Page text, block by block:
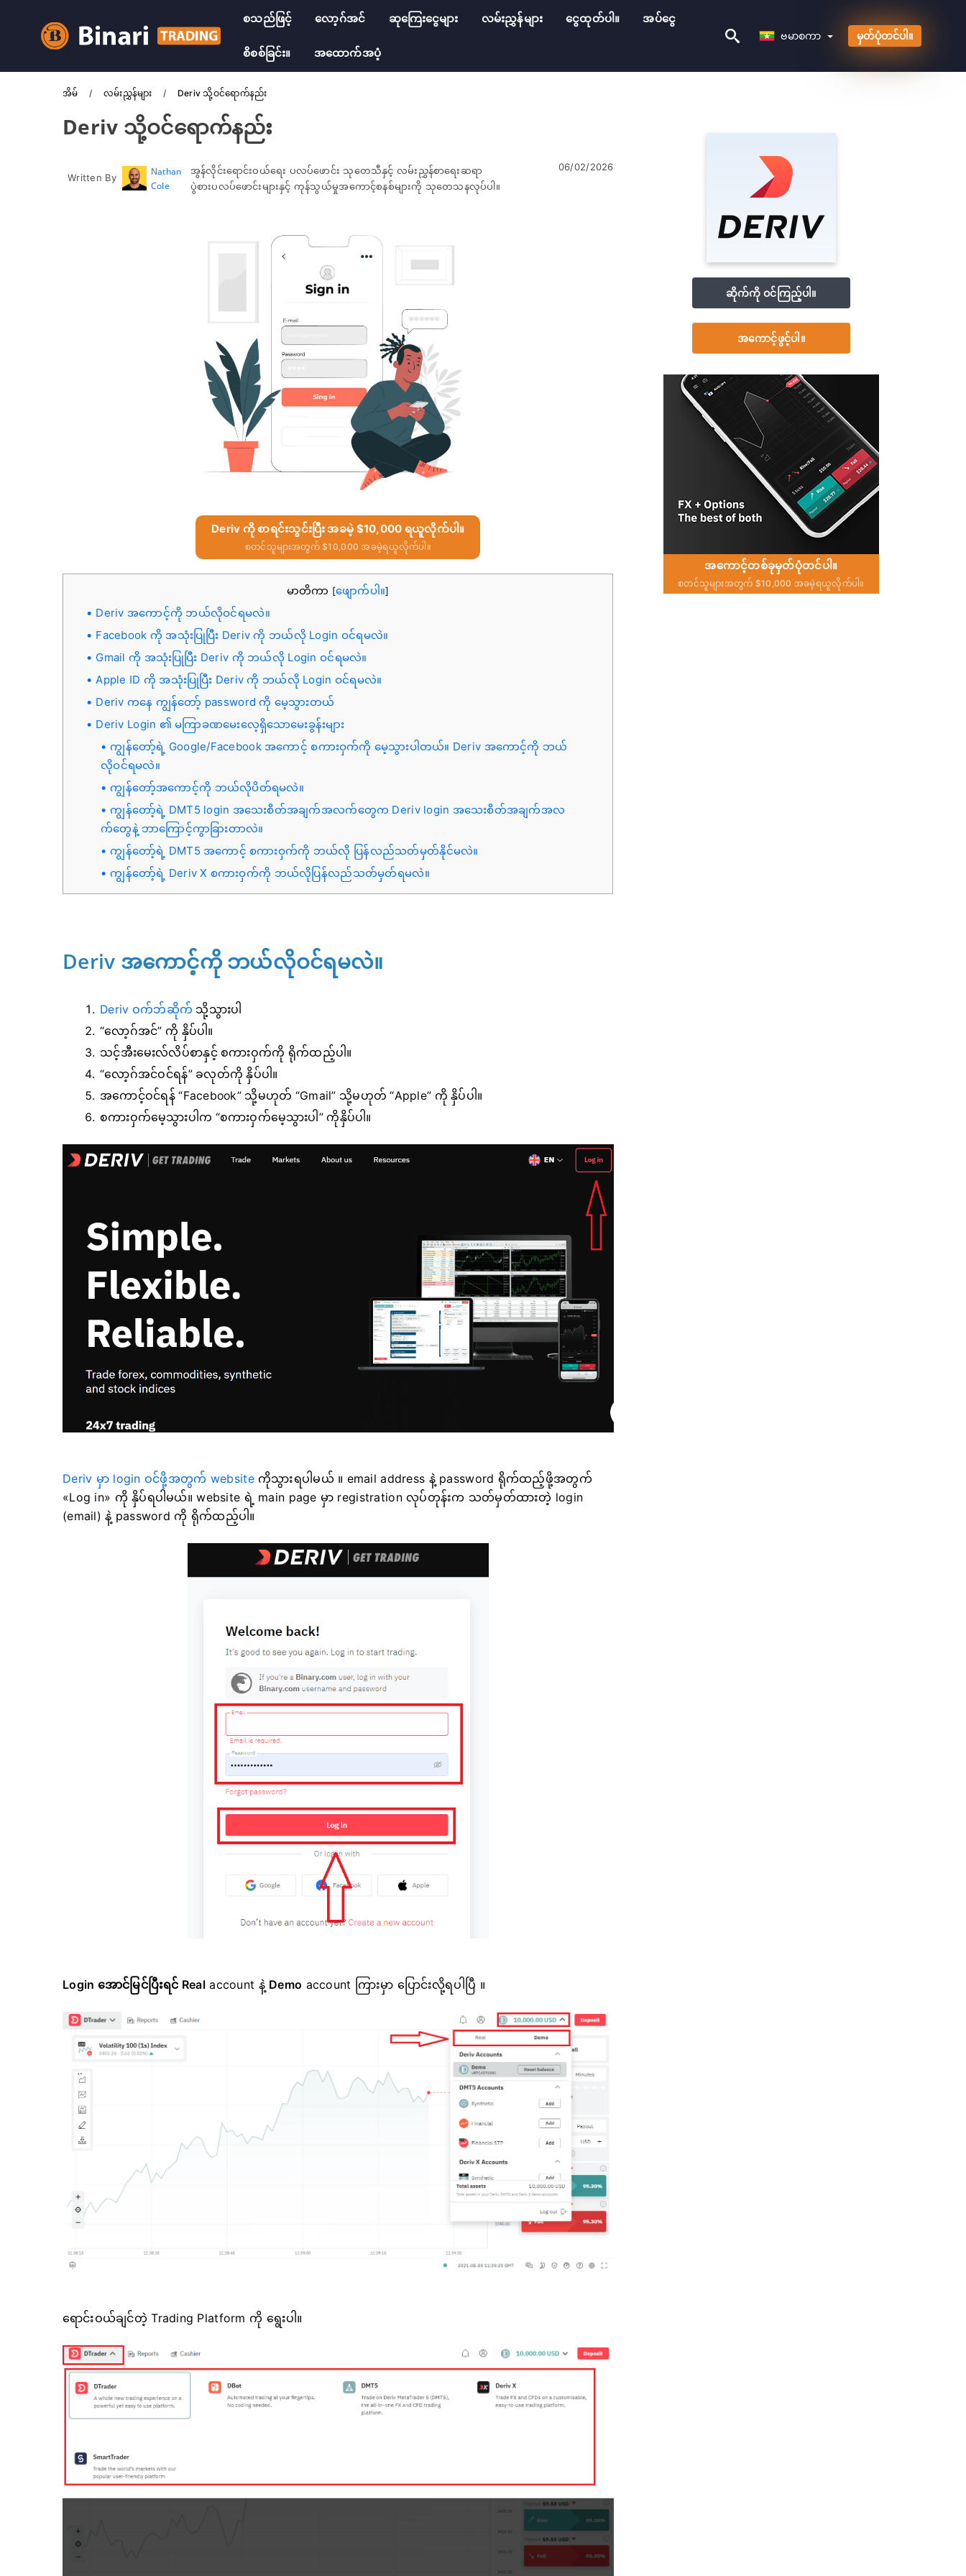
စသည်ဖြင့် လော့ဂ်အင် ဆုကြေးငွေများ လမ်းညွှန်များ ငွေထုတ်ပါ။ အပ်ငွေ
စိစစ်ခြင်း။ အထောက်အပံ့
ဗမာစကာ မှတ်ပုံတင်ပါ။
အိမ် လမ်းညွှန်များ Deriv သို့ဝင်ရောက်နည်း
Deriv သို့ဝင်ရောက်နည်း
Written By
Nathan
Cole
အွန်လိုင်းရောင်းဝယ်ရေး ပလပ်ဖောင်း သုတေသီနှင့် လမ်းညွှန်စာရေးဆရာ
ပွဲစားပလပ်ဖောင်းများနှင့် ကုန်သွယ်မှုအကောင့်စနစ်များကို သုတေသနလုပ်ပါ။
06/02/2026
Deriv ကို စာရင်းသွင်းပြီး အခမဲ့ $10,000 ရယူလိုက်ပါ။
စတင်သူများအတွက် $10,000 အခမဲ့ရယူလိုက်ပါ။
မာတိကာ [ဖျောက်ပါ။]
Deriv အကောင့်ကို ဘယ်လိုဝင်ရမလဲ။
Facebook ကို အသုံးပြုပြီး Deriv ကို ဘယ်လို Login ဝင်ရမလဲ။
Gmail ကို အသုံးပြုပြီး Deriv ကို ဘယ်လို Login ဝင်ရမလဲ။
Apple ID ကို အသုံးပြုပြီး Deriv ကို ဘယ်လို Login ဝင်ရမလဲ။
Deriv ကနေ ကျွန်တော့် password ကို မေ့သွားတယ်
Deriv Login ၏ မကြာခဏမေးလေ့ရှိသောမေးခွန်းများ
ကျွန်တော့်ရဲ့ Google/Facebook အကောင့် စကားဝှက်ကို မေ့သွားပါတယ်။ Deriv အကောင့်ကို ဘယ်
လိုဝင်ရမလဲ။
ကျွန်တော့်အကောင့်ကို ဘယ်လိုပိတ်ရမလဲ။
ကျွန်တော့်ရဲ့ DMT5 login အသေးစိတ်အချက်အလက်တွေက Deriv login အသေးစိတ်အချက်အလ
က်တွေနဲ့ ဘာကြောင့်ကွာခြားတာလဲ။
ကျွန်တော့်ရဲ့ DMT5 အကောင့် စကားဝှက်ကို ဘယ်လို ပြန်လည်သတ်မှတ်နိုင်မလဲ။
ကျွန်တော့်ရဲ့ Deriv X စကားဝှက်ကို ဘယ်လိုပြန်လည်သတ်မှတ်ရမလဲ။
Deriv အကောင့်ကို ဘယ်လိုဝင်ရမလဲ။
Deriv ဝက်ဘ်ဆိုက် သို့သွားပါ
“လော့ဂ်အင်” ကို နှိပ်ပါ။
သင့်အီးမေးလ်လိပ်စာနှင့် စကားဝှက်ကို ရိုက်ထည့်ပါ။
“လော့ဂ်အင်ဝင်ရန်” ခလုတ်ကို နှိပ်ပါ။
အကောင့်ဝင်ရန် “Facebook” သို့မဟုတ် “Gmail” သို့မဟုတ် “Apple” ကို နှိပ်ပါ။
စကားဝှက်မေ့သွားပါက “စကားဝှက်မေ့သွားပါ” ကိုနှိပ်ပါ။
Deriv မှာ login ဝင်ဖို့အတွက် websiteကိုသွားရပါမယ် ။ email address နဲ့ password ရိုက်ထည့်ဖို့အတွက်
«Log in» ကို နှိပ်ရပါမယ်။ website ရဲ့ main page မှာ registration လုပ်တုန်းက သတ်မှတ်ထားတဲ့ login
(email) နဲ့ password ကို ရိုက်ထည့်ပါ။
Login အောင်မြင်ပြီးရင် Real account နဲ့ Demo account ကြားမှာ ပြောင်းလို့ရပါပြီ ။
ရောင်းဝယ်ချင်တဲ့ Trading Platform ကို ရွေးပါ။
ဆိုက်ကို ဝင်ကြည့်ပါ။
အကောင့်ဖွင့်ပါ။
အကောင့်တစ်ခုမှတ်ပုံတင်ပါ။
စတင်သူများအတွက် $10,000 အခမဲ့ရယူလိုက်ပါ။